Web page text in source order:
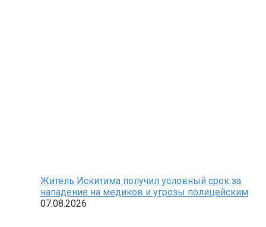
Житель Искитима получил условный срок за
нападение на медиков и угрозы полицейским
07.08.2026